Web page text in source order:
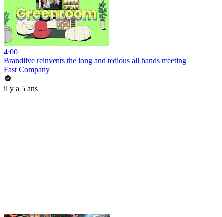
4:00
Brandlive reinvents the long and tedious all hands meeting
Fast Company
il y a 5 ans